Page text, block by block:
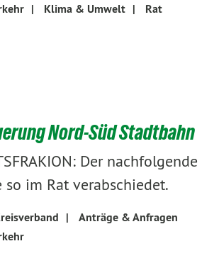
| Klima & Umwelt | Rat
Nord-Süd Stadtbahn
Der nachfolgende
im Rat verabschiedet.
|
Anträge & Anfragen